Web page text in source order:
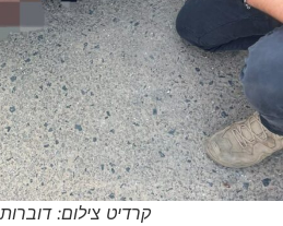
קרדיט צילום: דוברות